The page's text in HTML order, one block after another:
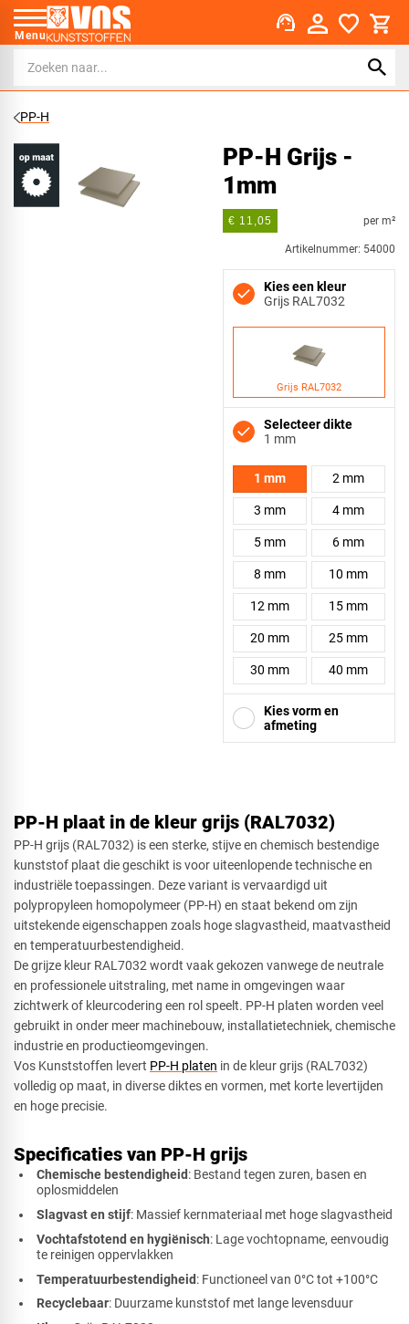
Menu support_agent
PP-H
PP-H Grijs -
1mm
€ 11,05 per m²
Artikelnummer: 54000
Kies een kleur
Grijs RAL7032
Grijs RAL7032
Selecteer dikte
1 mm
1 mm 2 mm
3 mm 4 mm
5 mm 6 mm
8 mm 10 mm
12 mm 15 mm
20 mm 25 mm
30 mm 40 mm
Kies vorm en
afmeting
Driehoek
Rechthoek
Afsnede
PP-H plaat in de kleur grijs (RAL7032)
PP-H grijs (RAL7032) is een sterke, stijve en chemisch bestendige
kunststof plaat die geschikt is voor uiteenlopende technische en
industriële toepassingen. Deze variant is vervaardigd uit
polypropyleen homopolymeer (PP-H) en staat bekend om zijn
uitstekende eigenschappen zoals hoge slagvastheid, maatvastheid
en temperatuurbestendigheid.
De grijze kleur RAL7032 wordt vaak gekozen vanwege de neutrale
en professionele uitstraling, met name in omgevingen waar
zichtwerk of kleurcodering een rol speelt. PP-H platen worden veel
gebruikt in onder meer machinebouw, installatietechniek, chemische
industrie en productieomgevingen.
Vos Kunststoffen levert PP-H platen in de kleur grijs (RAL7032)
volledig op maat, in diverse diktes en vormen, met korte levertijden
en hoge precisie.
Specificaties van PP-H grijs
Chemische bestendigheid: Bestand tegen zuren, basen en
oplosmiddelen
Slagvast en stijf: Massief kernmateriaal met hoge slagvastheid
Vochtafstotend en hygiënisch: Lage vochtopname, eenvoudig
te reinigen oppervlakken
Temperatuurbestendigheid: Functioneel van 0°C tot +100°C
Recyclebaar: Duurzame kunststof met lange levensduur